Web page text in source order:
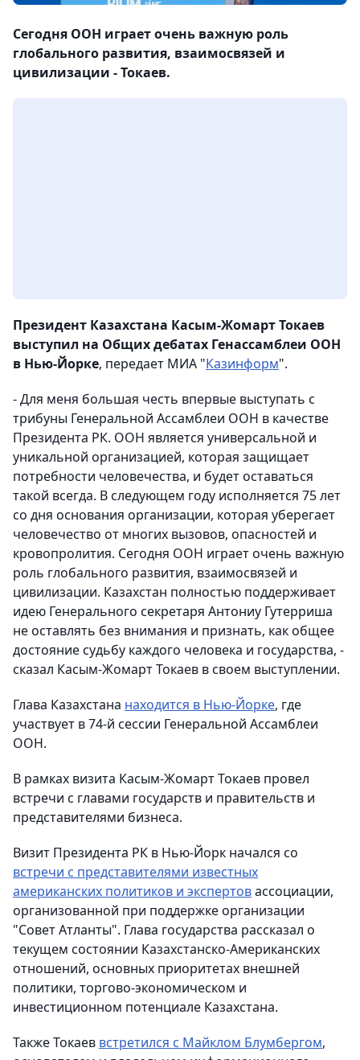
Сегодня ООН играет очень важную роль
глобального развития, взаимосвязей и
цивилизации - Токаев.
Президент Казахстана Касым-Жомарт Токаев
выступил на Общих дебатах Генассамблеи ООН
в Нью-Йорке, передает МИА "Казинформ".
- Для меня большая честь впервые выступать с
трибуны Генеральной Ассамблеи ООН в качестве
Президента РК. ООН является универсальной и
уникальной организацией, которая защищает
потребности человечества, и будет оставаться
такой всегда. В следующем году исполняется 75 лет
со дня основания организации, которая уберегает
человечество от многих вызовов, опасностей и
кровопролития. Сегодня ООН играет очень важную
роль глобального развития, взаимосвязей и
цивилизации. Казахстан полностью поддерживает
идею Генерального секретаря Антониу Гутерриша
не оставлять без внимания и признать, как общее
достояние судьбу каждого человека и государства, -
сказал Касым-Жомарт Токаев в своем выступлении.
Глава Казахстана находится в Нью-Йорке, где
участвует в 74-й сессии Генеральной Ассамблеи
ООН.
В рамках визита Касым-Жомарт Токаев провел
встречи с главами государств и правительств и
представителями бизнеса.
Визит Президента РК в Нью-Йорк начался со
встречи с представителями известных
американских политиков и экспертовассоциации,
организованной при поддержке организации
"Совет Атланты". Глава государства рассказал о
текущем состоянии Казахстанско-Американских
отношений, основных приоритетах внешней
политики, торгово-экономическом и
инвестиционном потенциале Казахстана.
Также Токаев встретился с Майклом Блумбергом,